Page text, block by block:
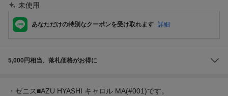
未使用
あなただけの特別なクーポンを受け取れます 詳細
5,000円相当、落札価格がお得に
・ゼニス■AZU HYASHI キャロル MA(#001)です。